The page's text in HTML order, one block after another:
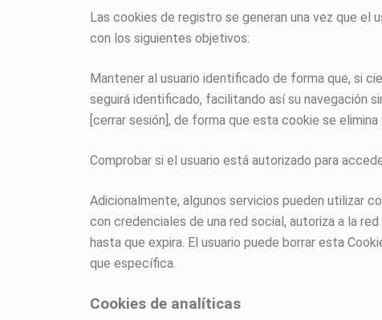
Las cookies de registro se generan una vez que el
con los siguientes objetivos:
Mantener al usuario identificado de forma que, si
seguirá identificado, facilitando así su navegación
[cerrar sesión], de forma que esta cookie se
Comprobar si el usuario está autorizado para
Adicionalmente, algunos servicios pueden utilizar
con credenciales de una red social, autoriza a la
hasta que expira. El usuario puede borrar esta
que específica.
Cookies de analíticas